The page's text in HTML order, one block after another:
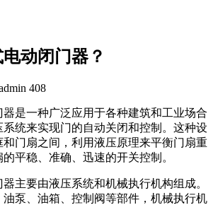
动闭门器？
408
是一种广泛应用于各种建筑和工业场合
统来实现门的自动关闭和控制。这种设
门扇之间，利用液压原理来平衡门扇重
平稳、准确、迅速的开关控制。
主要由液压系统和机械执行机构组成。
泵、油箱、控制阀等部件，机械执行机